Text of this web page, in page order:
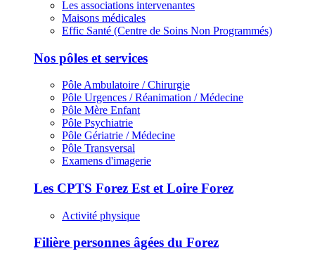
Les associations intervenantes
Maisons médicales
Effic Santé (Centre de Soins Non Programmés)
Nos pôles et services
Pôle Ambulatoire / Chirurgie
Pôle Urgences / Réanimation / Médecine
Pôle Mère Enfant
Pôle Psychiatrie
Pôle Gériatrie / Médecine
Pôle Transversal
Examens d'imagerie
Les CPTS Forez Est et Loire Forez
Activité physique
Filière personnes âgées du Forez